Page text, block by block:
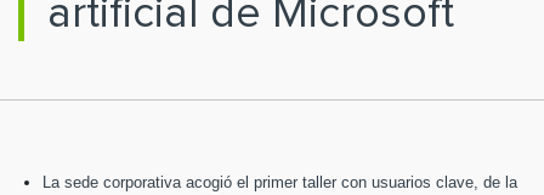
artificial de Microsoft
La sede corporativa acogió el primer taller con usuarios clave, de la